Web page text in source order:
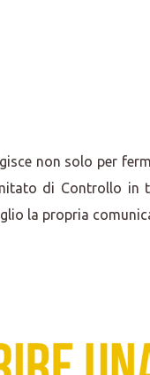
non solo per
di Controllo in
la propria